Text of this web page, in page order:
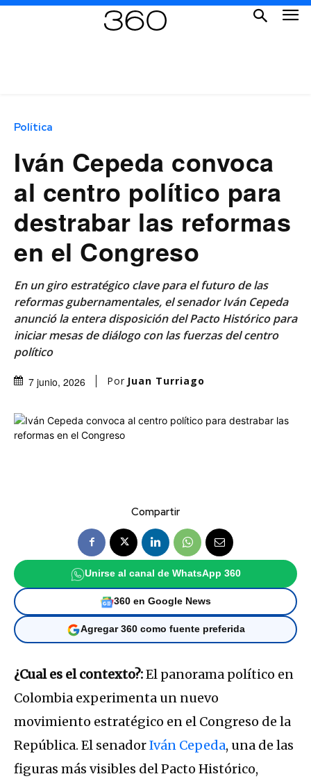
Política
Iván Cepeda convoca
al centro político para
destrabar las reformas
en el Congreso
En un giro estratégico clave para el futuro de las
reformas gubernamentales, el senador Iván Cepeda
anunció la entera disposición del Pacto Histórico para
iniciar mesas de diálogo con las fuerzas del centro
político
7 junio, 2026 Por Juan Turriago
Compartir
Unirse al canal de WhatsApp 360
360 en Google News
Agregar 360 como fuente preferida
¿Cual es el contexto?:El panorama político en
Colombia experimenta un nuevo
movimiento estratégico en el Congreso de la
República. El senadorIván Cepeda, una de las
figuras más visibles del Pacto Histórico,